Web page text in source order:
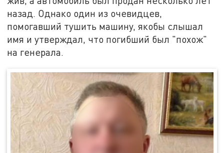
назад. Однако один из очевидцев,
помогавший тушить машину, якобы слышал
имя и утверждал, что погибший был "похож"
на генерала.